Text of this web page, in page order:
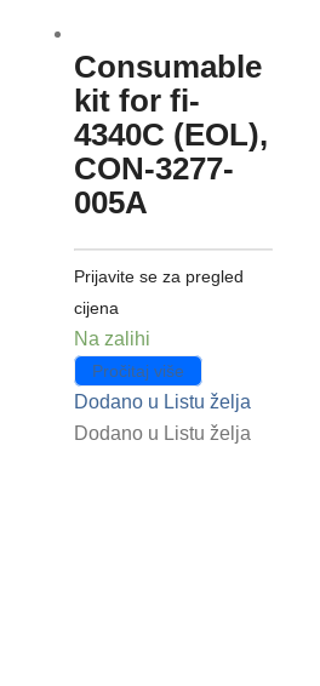
Consumable
kit for fi-
4340C (EOL),
CON-3277-
005A
Prijavite se za pregled
cijena
Na zalihi
Pročitaj više
Dodano u Listu želja
Dodano u Listu želja